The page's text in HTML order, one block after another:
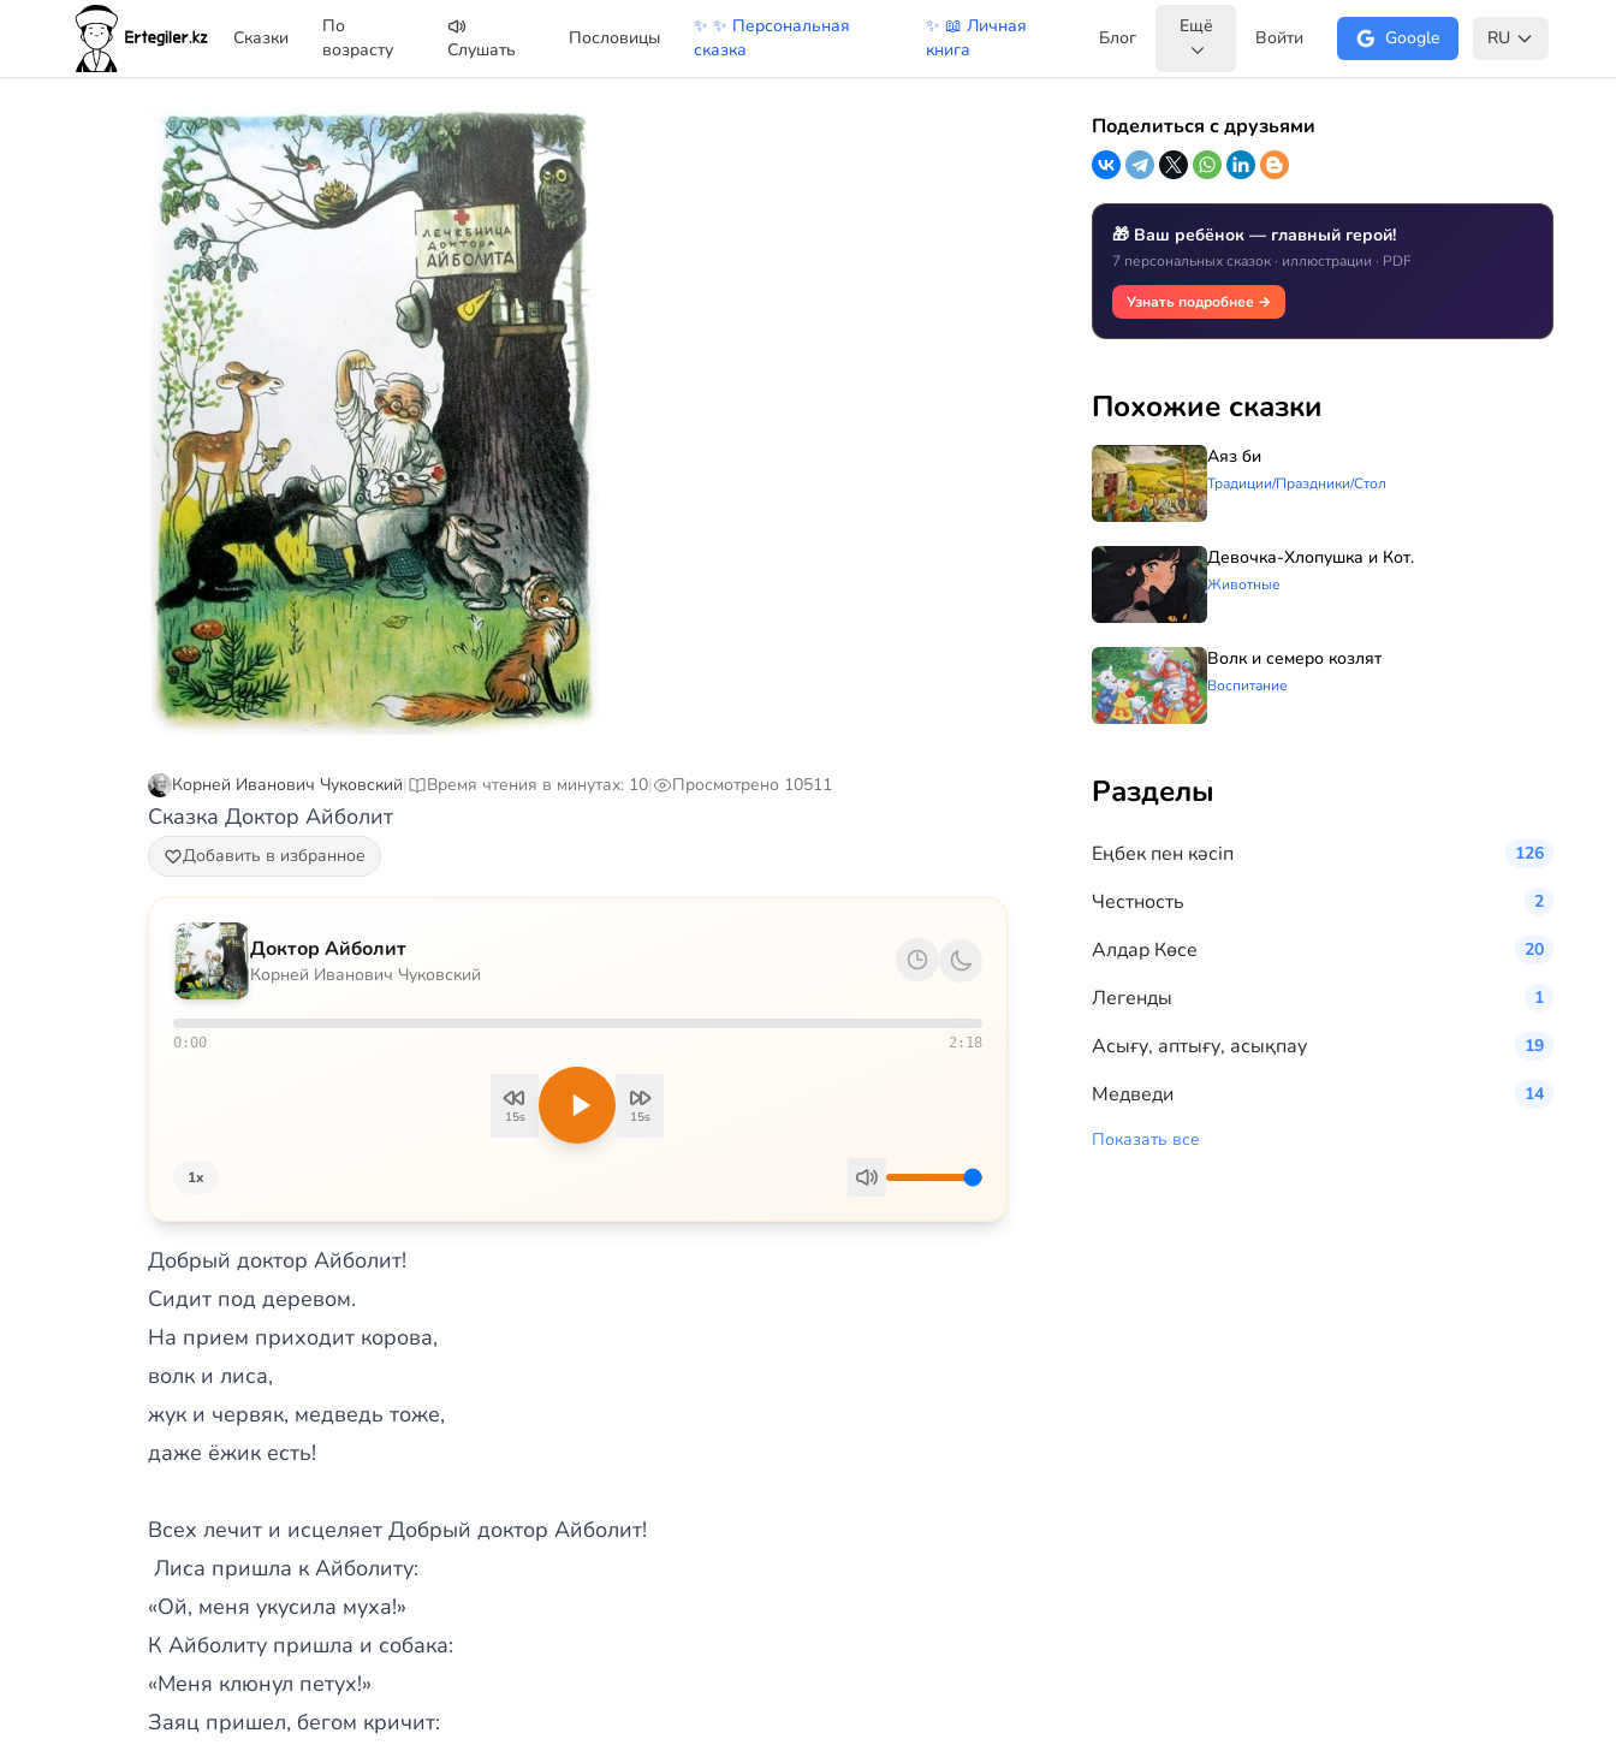
Сказки
По
возрасту
Слушать
Пословицы
✨ ✨ Персональная
сказка
✨ 📖 Личная
книга
Блог
Ещё
Войти Google RU
Корней Иванович Чуковский| Время чтения в минутах: 10| Просмотрено 10511
Сказка Доктор Айболит
Добавить в избранное
Доктор Айболит
Корней Иванович Чуковский
0:00 2:18
15s 15s
1x
Добрый доктор Айболит!
Сидит под деревом.
На прием приходит корова,
волк и лиса,
жук и червяк, медведь тоже,
даже ёжик есть!
Всех лечит и исцеляет Добрый доктор Айболит!
Лиса пришла к Айболиту:
«Ой, меня укусила муха!»
К Айболиту пришла и собака:
«Меня клюнул петух!»
Заяц пришел, бегом кричит:
Поделиться с друзьями
🎁 Ваш ребёнок — главный герой!
7 персональных сказок · иллюстрации · PDF
Узнать подробнее →
Похожие сказки
Аяз би
Традиции/Праздники/Стол
Девочка-Хлопушка и Кот.
Животные
Волк и семеро козлят
Воспитание
Разделы
Eңбек пен кәсіп 126
Честность 2
Алдар Көсе 20
Легенды 1
Асығу, аптығу, асықпау 19
Медведи
14
Показать все